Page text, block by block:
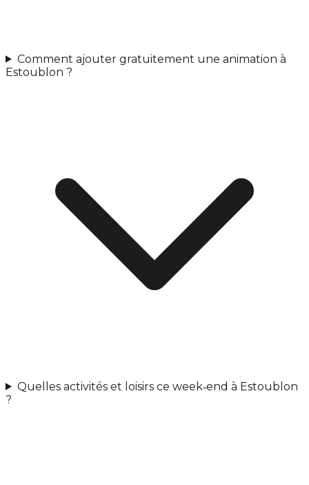
Comment ajouter gratuitement une animation à
Estoublon ?
Quelles activités et loisirs ce week‑end à Estoublon
?